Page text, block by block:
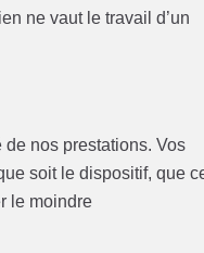
ne vaut le travail d’un
nos prestations. Vos
soit le dispositif, que
le moindre